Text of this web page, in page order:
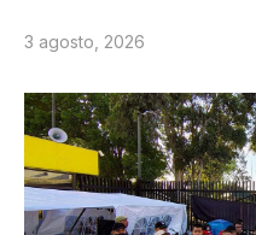
3 agosto, 2026